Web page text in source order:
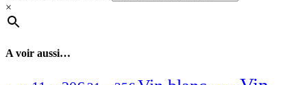
×
A voir aussi…